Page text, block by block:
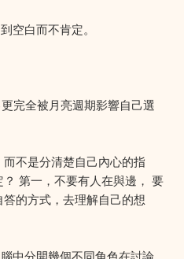
空白而不肯定。
完全被月亮週期影響自己選
不是分清楚自己內心的指
第一，不要有人在與邊， 要
的方式，去理解自己的想
中分開幾個不同角色在討論，